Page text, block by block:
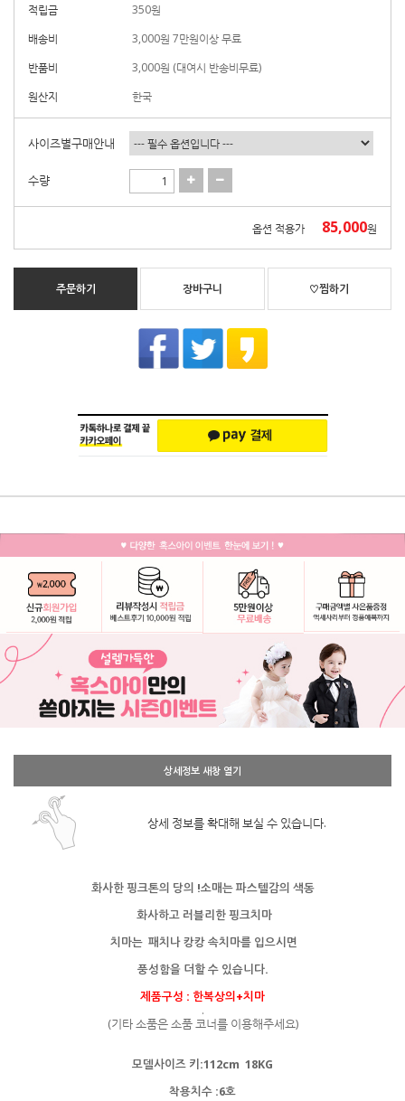
적립금
350원
배송비
3,000원 7만원이상 무료
반품비
3,000원 (대여시 반송비무료)
원산지
한국
사이즈별구매안내
수량
옵션 적용가 85,000원
주문하기 장바구니 ♡찜하기
상세정보 새창 열기
상세 정보를 확대해 보실 수 있습니다.
화사한 핑크톤의 당의 !소매는 파스텔감의 색동
화사하고 러블리한 핑크치마
치마는 패치나캉캉 속치마를 입으시면
풍성함을 더할 수 있습니다.
제품구성 : 한복상의+치마
.
(기타 소품은 소품 코너를 이용해주세요)
모델사이즈 키:112cm 18KG
착용치수 :6호